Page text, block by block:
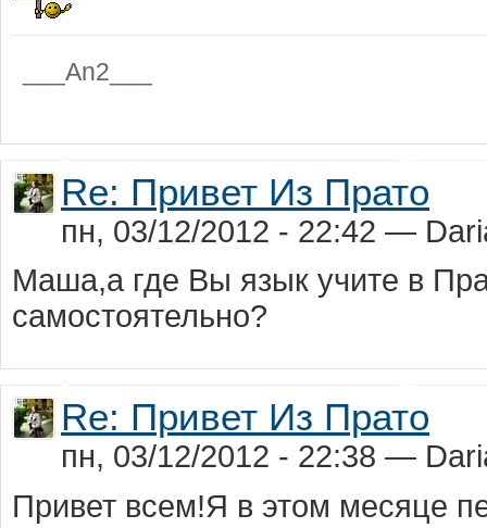
___An2___
Re: Привет Из Прато
пн, 03/12/2012 - 22:42 —
Маша,а где Вы язык учите в
самостоятельно?
Re: Привет Из Прато
пн, 03/12/2012 - 22:38 —
Привет всем!Я в этом месяце